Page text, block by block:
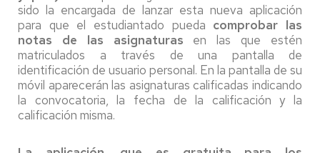
sido la encargada de lanzar esta nueva aplicación
para que el estudiantado pueda comprobar las
notas de las asignaturas en las que estén
matriculados a través de una pantalla de
identificación de usuario personal. En la pantalla de su
móvil aparecerán las asignaturas calificadas indicando
la convocatoria, la fecha de la calificación y la
calificación misma.